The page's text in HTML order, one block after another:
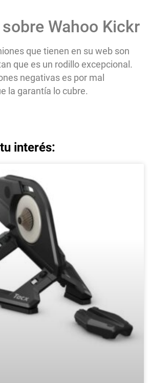
Wahoo Kickr
que tienen en su web son
que es un rodillo excepcional.
negativas es por mal
la garantía lo cubre.
interés: